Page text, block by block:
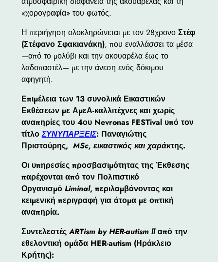
«χορογραφία» του φωτός.
Η περιήγηση ολοκληρώνεται με τον 28χρονο Στέφ
(Στέφανο Σφακιανάκη), που εναλλάσσει τα μέσα
—από το μολύβι και την ακουαρέλα έως το
λαδοπαστέλ— με την άνεση ενός δόκιμου
αφηγητή.
Επιμέλεια των 13 συνολικά Εικαστικών
Εκθέσεων με ΑμεΑ-καλλιτέχνες και χωρίς
αναπηρίες του 4ου Nevronas FESTival υπό τον
τίτλοΣΥΝΥΠΑΡΞΕΙΣ: Παναγιώτης
Πριστούρης, MSc, εικαστικός και χαράκτης.
Οι υπηρεσίες προσβασιμότητας της Έκθεσης
παρέχονται από τον Πολιτιστικό
Οργανισμό Liminal, περιλαμβάνοντας και
κειμενική περιγραφή για άτομα με οπτική
αναπηρία.
ΣυντελεστέςARTism by HER-autism ΙΙαπό την
εθελοντική ομάδα HER-autism (Ηράκλειο
Κρήτης):